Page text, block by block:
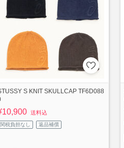
S KNIT SKULLCAP TF6D088
送料込
関税負担なし 返品補償